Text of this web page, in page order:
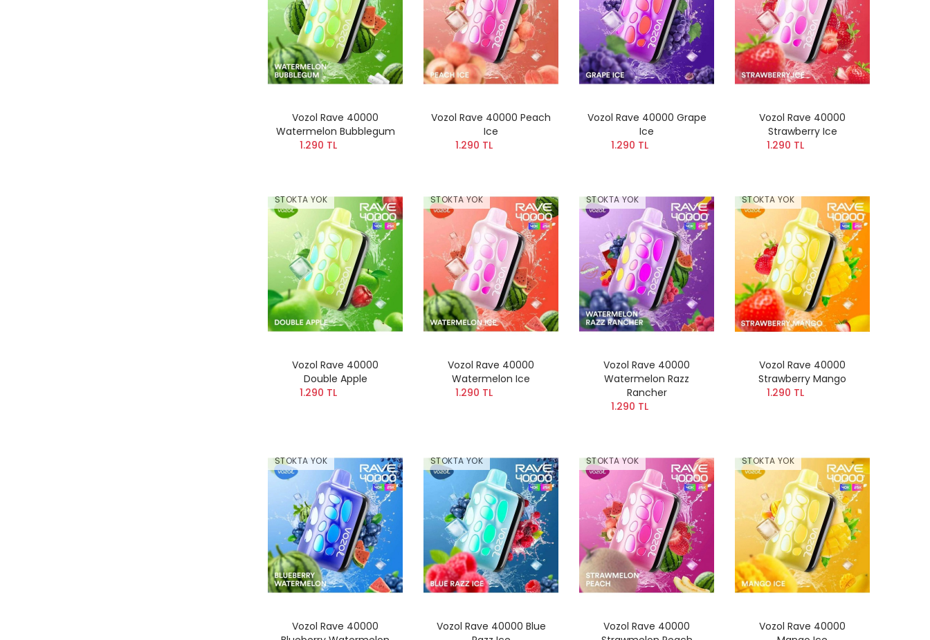
Vozol Rave 40000
Watermelon Bubblegum
1.290 TL
Vozol Rave 40000 Peach
Ice
1.290 TL
Vozol Rave 40000 Grape
Ice
1.290 TL
Vozol Rave 40000
Strawberry Ice
1.290 TL
STOKTA YOK
Vozol Rave 40000
Double Apple
1.290 TL
STOKTA YOK
Vozol Rave 40000
Watermelon Ice
1.290 TL
STOKTA YOK
Vozol Rave 40000
Watermelon Razz
Rancher
1.290 TL
STOKTA YOK
Vozol Rave 40000
Strawberry Mango
1.290 TL
STOKTA YOK
Vozol Rave 40000
STOKTA YOK
Vozol Rave 40000 Blue
STOKTA YOK
Vozol Rave 40000
STOKTA YOK
Vozol Rave 40000